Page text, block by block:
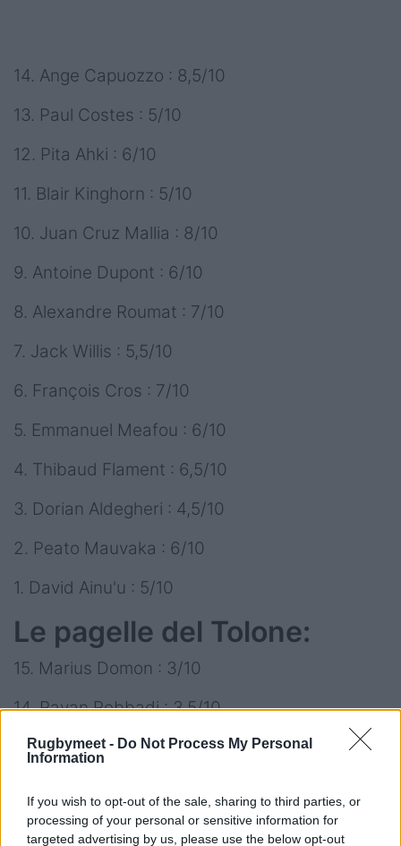
Rugbymeet - Do Not Process My Personal
Information
If you wish to opt-out of the sale, sharing to third parties, or
processing of your personal or sensitive information for
targeted advertising by us, please use the below opt-out
14. Ange Capuozzo : 8,5/10
13. Paul Costes : 5/10
12. Pita Ahki : 6/10
11. Blair Kinghorn : 5/10
10. Juan Cruz Mallia : 8/10
9. Antoine Dupont : 6/10
8. Alexandre Roumat : 7/10
7. Jack Willis : 5,5/10
6. François Cros : 7/10
5. Emmanuel Meafou : 6/10
4. Thibaud Flament : 6,5/10
3. Dorian Aldegheri : 4,5/10
2. Peato Mauvaka : 6/10
1. David Ainu'u : 5/10
Le pagelle del Tolone:
15. Marius Domon : 3/10
14. Rayan Rebbadj : 3,5/10
13. Jérémy Sinzelle : 3/10
11. Gabin Villière : 3/10